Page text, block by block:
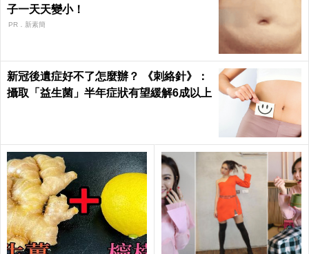
子一天天變小！
PR．新素簡
新冠後遺症好不了怎麼辦？ 《刺絡針》：
攝取「益生菌」半年症狀有望緩解6成以上